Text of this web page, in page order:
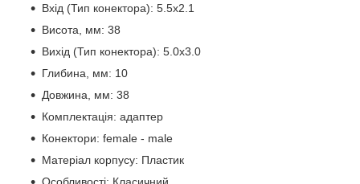
Вхід (Тип конектора): 5.5x2.1
Висота, мм: 38
Вихід (Тип конектора): 5.0x3.0
Глибина, мм: 10
Довжина, мм: 38
Комплектація: адаптер
Конектори: female - male
Матеріал корпусу: Пластик
Особливості: Класичний